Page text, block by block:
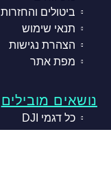
ביטולים והחזרות
תנאי שימוש
הצהרת נגישות
מפת אתר
נושאים מובילים
כל דגמי DJI